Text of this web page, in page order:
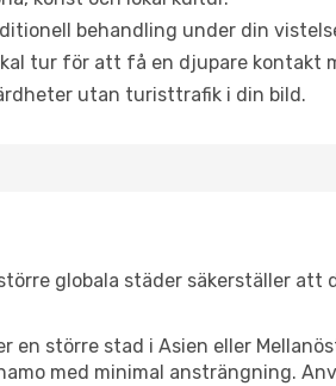
behandling under din
tur för att få en djupare kontakt
utan turisttrafik i din bild.
globala städer säkerställer att
en större stad i Asien eller
med minimal ansträngning.